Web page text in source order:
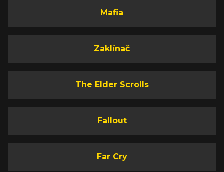
Mafia
Zaklínač
The Elder Scrolls
Fallout
Far Cry